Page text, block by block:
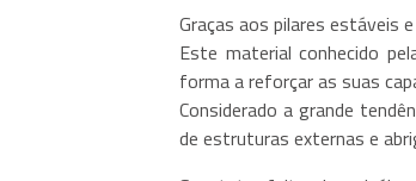
Graças aos pilares estáveis
Este material conhecido
forma a reforçar as suas
Considerado a grande
de estruturas externas e